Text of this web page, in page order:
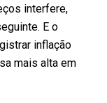
interfere,
E o
inflação
mais alta em